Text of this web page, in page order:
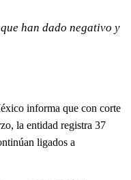
han dado negativo y
informa que con corte
la entidad registra 37
ligados a